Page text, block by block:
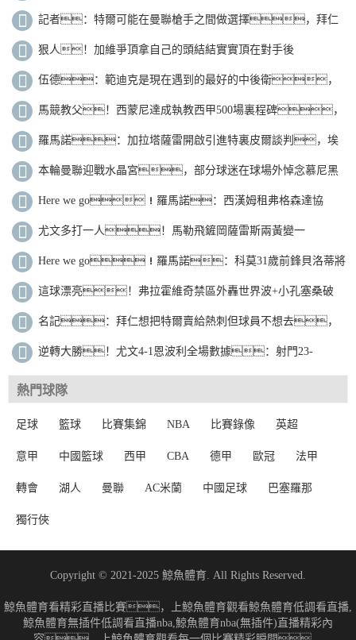
他經驗豐富是優秀的一對一防守者
記者：特爾可能在曼聯槍手之間做選擇，拜仁
希望保留未來決定權
狠人！加維爭頂拿自己的頭結結實實頂在對手後
腦，兩人雙雙傷退
伍德：範迪克是現在遇到的最好的中後衛，
斯科特爾曾經也很難纏
馬競教父！西蒙尼達成執教西甲500場裏程碑，
收獲2座冠軍+306勝
羅馬諾：加拉塔薩雷開啟引進特裏皮爾談判，埃
迪-豪想要留住球員
本輪曼聯迎戰水晶宮，部分球迷在球場外悼念慕尼黑
空難遇難者
Here we go！羅馬諾：西漢姆租弗格森達協
議，無買斷+鐵錘付工資
尤文多打一人！馬勒飛鏟岡薩雷斯兩黃變一
紅，恩波利10人應戰
Here we go！羅馬諾：科莫31歲前鋒貝洛蒂將
租借加盟本菲卡
這球漂亮！弗拉霍維奇禁區外轟世界波+小孔塞桑破
門，尤文4-1領先
名記：拜仁想把特爾賣給熱刺但球員不想去，
曼聯不想匹配熱刺報價
逆轉大勝！尤文4-1恩波利全場數據：射門23-
10，射正8-3
熱門球隊
足球 籃球 比賽集錦 NBA 比賽錄像 英超
意甲 中國籃球 西甲 CBA 德甲 歐冠 法甲
轉會 湖人 曼聯 AC米蘭 中國足球 巴塞羅那
獨行俠
Copyright © 2021-2025 鯨魚體育. All Rights Reserved.
鯨魚體育看精彩直播比賽，上鯨魚體育觀看鯨魚體育低調看直播,
鯨魚體育無插件低調看直播nba,鯨魚體育nba(無插件)直播精彩內